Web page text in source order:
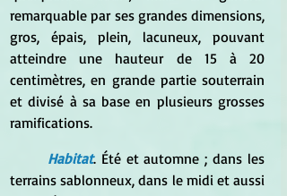
remarquable par ses grandes dimensions,
gros, épais, plein, lacuneux, pouvant
atteindre une hauteur de 15 à 20
centimètres, en grande partie souterrain
et divisé à sa base en plusieurs grosses
ramifications.
Habitat. Été et automne ; dans les
terrains sablonneux, dans le midi et aussi